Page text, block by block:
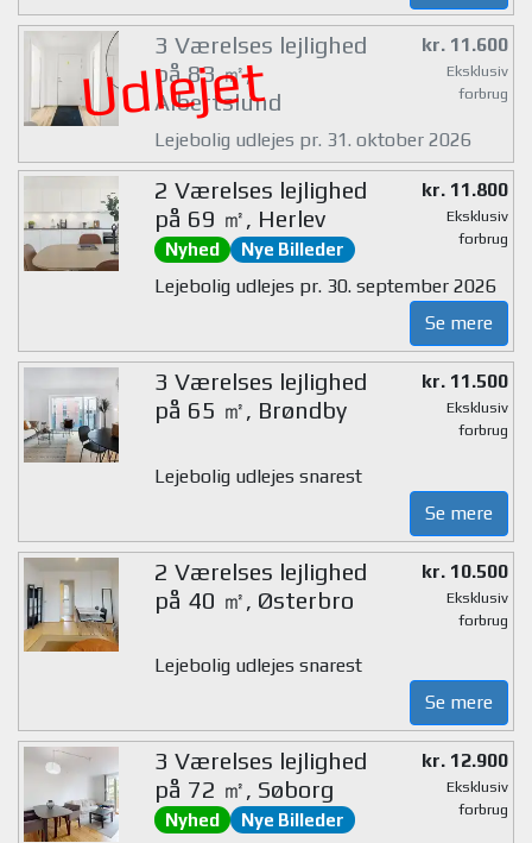
Udlejet
3 Værelses lejlighed
på 83 ㎡,
Albertslund
kr. 11.600
Eksklusiv
forbrug
Lejebolig udlejes pr. 31. oktober 2026
2 Værelses lejlighed
på 69 ㎡, Herlev
Nyhed Nye Billeder
kr. 11.800
Eksklusiv
forbrug
Lejebolig udlejes pr. 30. september 2026
Se mere
3 Værelses lejlighed
på 65 ㎡, Brøndby
kr. 11.500
Eksklusiv
forbrug
Lejebolig udlejes snarest
Se mere
2 Værelses lejlighed
på 40 ㎡, Østerbro
kr. 10.500
Eksklusiv
forbrug
Lejebolig udlejes snarest
Se mere
3 Værelses lejlighed
på 72 ㎡, Søborg
Nyhed Nye Billeder
kr. 12.900
Eksklusiv
forbrug